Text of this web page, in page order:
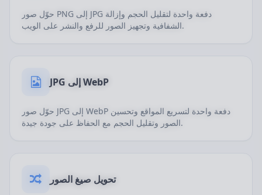
حوّل صور PNG إلى JPG دفعة واحدة لتقليل الحجم وإزالة
الشفافية وتجهيز الصور للرفع والنشر على الويب.
JPG إلى WebP
حوّل صور JPG إلى WebP دفعة واحدة لتسريع المواقع وتحسين
الصور وتقليل الحجم مع الحفاظ على جودة جيدة.
تحويل صيغ الصور